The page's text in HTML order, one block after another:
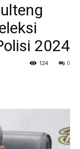
2024
0
124